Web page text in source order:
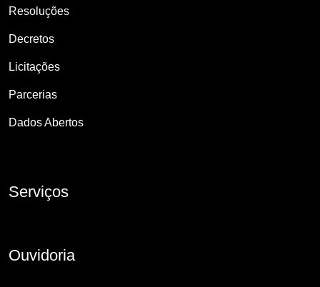
Resoluções
Decretos
Licitações
Parcerias
Dados Abertos
Serviços
Ouvidoria